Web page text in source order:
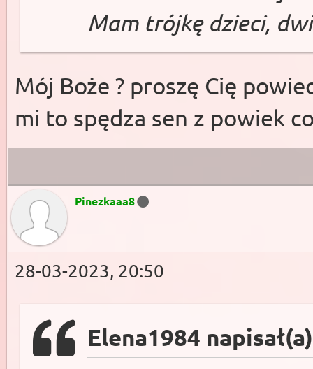
Mam trójkę dzieci,
Mój Boże ? proszę Cię
mi to spędza sen z powiek
Pinezkaaa8
28-03-2023, 20:50
Elena1984